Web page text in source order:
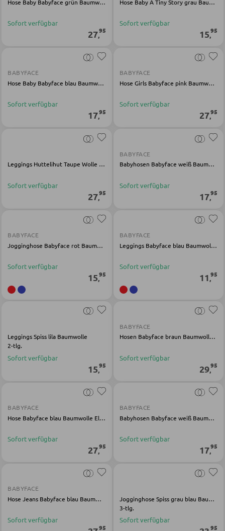
Servierwagen
TISCHE
Couch- und Beistelltische
Schminktische
Esszimmerstühle
Tisch- und Eckbankgruppen
Badezimmerschränke
Waschbecken und Armaturen
Badezimmerspiegel
Badaccessoires
GARDEROBEN
Garderobenpaneele
Hose Baby Babyface grün Baumwolle Elasthan
Sofort verfügbar
27,95
Hose Baby A Tiny Story grau Baumwolle Modal Elasthan
Sofort verfügbar
15,95
BABYFACE
Hose Baby Babyface blau Baumwolle Elasthan
Sofort verfügbar
17,95
BABYFACE
Hose Girls Babyface pink Baumwolle Elasthan
Sofort verfügbar
27,95
Leggings Huttelihut Taupe Wolle Seide
Sofort verfügbar
27,95
BABYFACE
Babyhosen Babyface weiß Baumwolle Modal Elasthan
Sofort verfügbar
17,95
BABYFACE
Jogginghose Babyface rot Baumwolle Elasthan
Sofort verfügbar
15,95
BABYFACE
Leggings Babyface blau Baumwolle Elasthan
Sofort verfügbar
11,95
Leggings Spiss lila Baumwolle
2-tlg.
Sofort verfügbar
1595
BABYFACE
Hosen Babyface braun Baumwolle Elasthan
Sofort verfügbar
29,95
BABYFACE
Hose Babyface blau Baumwolle Elasthan
Sofort verfügbar
27,95
BABYFACE
Babyhosen Babyface weiß Baumwolle Modal Elasthan
Sofort verfügbar
17,95
BABYFACE
Hose Jeans Babyface blau Baumwolle Polyester
Sofort verfügbar
95
Jogginghose Spiss grau blau Baumwolle
3-tlg.
Sofort verfügbar
95